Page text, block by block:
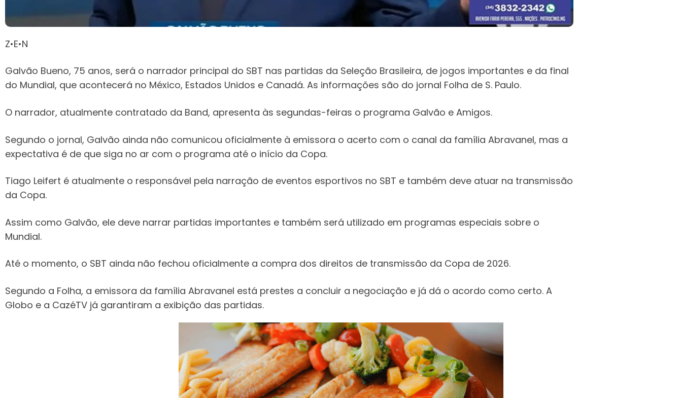
Z•E•N
Galvão Bueno, 75 anos, será o narrador principal do SBT nas partidas da Seleção Brasileira, de jogos importantes e da final
do Mundial, que acontecerá no México, Estados Unidos e Canadá. As informações são do jornal Folha de S. Paulo.
O narrador, atualmente contratado da Band, apresenta às segundas-feiras o programa Galvão e Amigos.
Segundo o jornal, Galvão ainda não comunicou oficialmente à emissora o acerto com o canal da família Abravanel, mas a
expectativa é de que siga no ar com o programa até o início da Copa.
Tiago Leifert é atualmente o responsável pela narração de eventos esportivos no SBT e também deve atuar na transmissão
da Copa.
Assim como Galvão, ele deve narrar partidas importantes e também será utilizado em programas especiais sobre o
Mundial.
Até o momento, o SBT ainda não fechou oficialmente a compra dos direitos de transmissão da Copa de 2026.
Segundo a Folha, a emissora da família Abravanel está prestes a concluir a negociação e já dá o acordo como certo. A
Globo e a CazéTV já garantiram a exibição das partidas.